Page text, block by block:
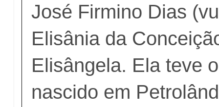
José Firmino Dias
Elisânia da
Elisângela. Ela teve
nascido em